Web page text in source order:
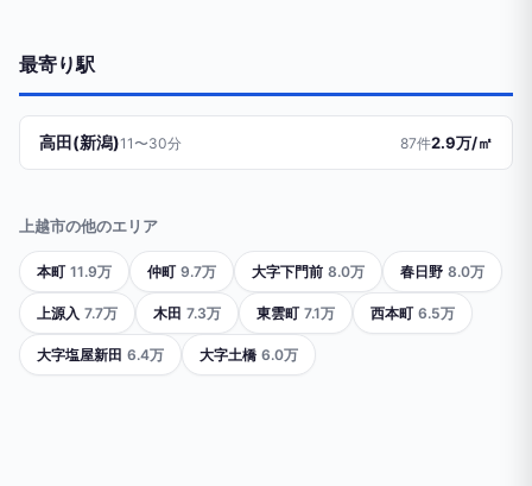
最寄り駅
高田(新潟)11〜30分 87件2.9万/㎡
上越市の他のエリア
本町 11.9万 仲町 9.7万 大字下門前 8.0万 春日野 8.0万
上源入 7.7万 木田 7.3万 東雲町 7.1万 西本町 6.5万
大字塩屋新田 6.4万 大字土橋 6.0万